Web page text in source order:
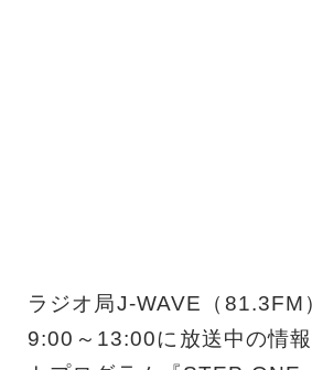
ラジオ局J-WAVE（81.3FM
9:00～13:00に放送中の情